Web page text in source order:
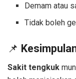
Demam atau
Tidak boleh
📌
Sakit tengkuk